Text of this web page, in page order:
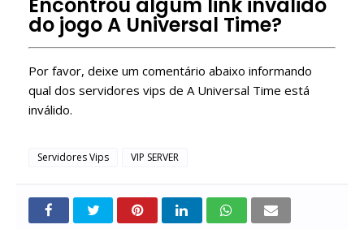
Encontrou algum link inválido
do jogo A Universal Time?
Por favor, deixe um comentário abaixo informando
qual dos servidores vips de A Universal Time está
inválido.
Servidores Vips VIP SERVER